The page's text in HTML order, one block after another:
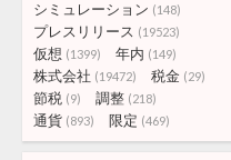
シミュレーション (148)
プレスリリース (19523)
仮想 (1399) 年内 (149)
株式会社 (19472) 税金 (29)
節税 (9) 調整 (218)
通貨 (893) 限定 (469)